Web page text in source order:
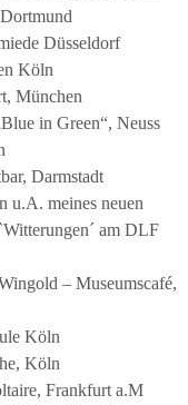
Düsseldorf
Köln
München
in Green“, Neuss
Darmstadt
u.A. meines neuen
am DLF
– Museumscafé,
Köln
Köln
Frankfurt a.M